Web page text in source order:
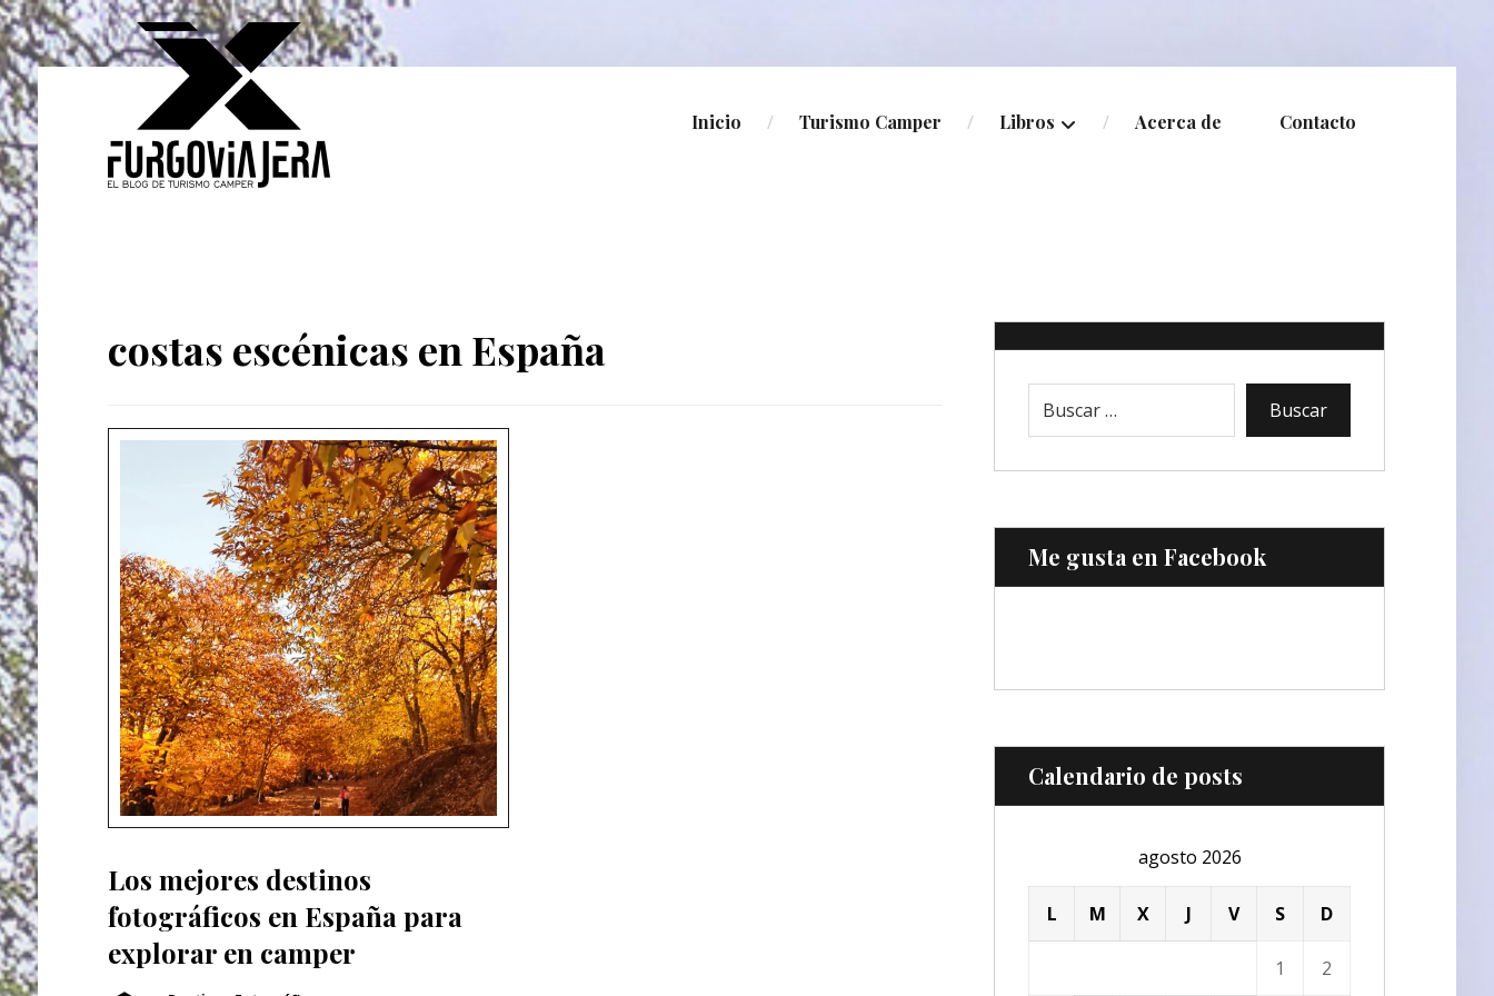
Inicio Turismo Camper Libros Acerca de Contacto
costas escénicas en España
Los mejores destinos
fotográficos en España para
explorar en camper
Me gusta en Facebook
Calendario de posts
agosto 2026
L M X J V S D
1 2